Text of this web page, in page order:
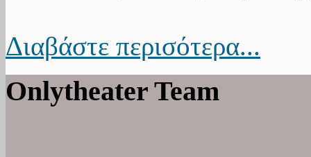
Διαβάστε περισότερα...
Onlytheater Team